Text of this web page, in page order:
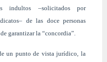
indultos –solicitados por
de las doce personas
garantizar la “concordia”.
un punto de vista jurídico, la